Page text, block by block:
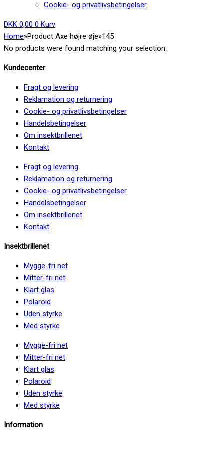
Cookie- og privatlivsbetingelser
DKK 0,00 0 Kurv
Home»Product Axe højre øje»145
No products were found matching your selection.
Kundecenter
Fragt og levering
Reklamation og returnering
Cookie- og privatlivsbetingelser
Handelsbetingelser
Om insektbrillenet
Kontakt
Fragt og levering
Reklamation og returnering
Cookie- og privatlivsbetingelser
Handelsbetingelser
Om insektbrillenet
Kontakt
Insektbrillenet
Mygge-fri net
Mitter-fri net
Klart glas
Polaroid
Uden styrke
Med styrke
Mygge-fri net
Mitter-fri net
Klart glas
Polaroid
Uden styrke
Med styrke
Information